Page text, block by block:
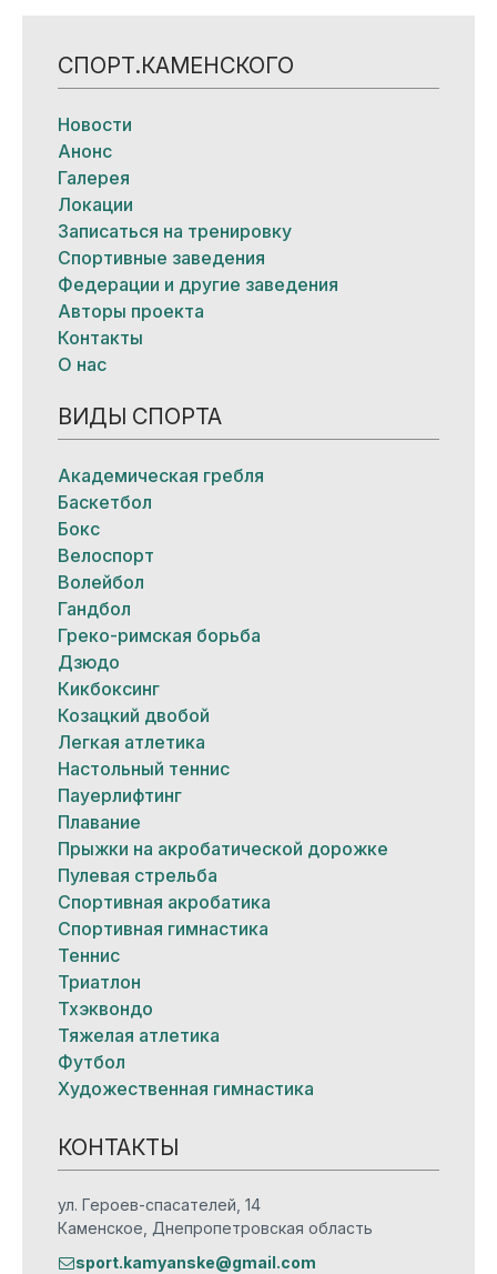
СПОРТ.КАМЕНСКОГО
Новости
Анонс
Галерея
Локации
Записаться на тренировку
Спортивные заведения
Федерации и другие заведения
Авторы проекта
Контакты
О нас
ВИДЫ СПОРТА
Академическая гребля
Баскетбол
Бокс
Велоспорт
Волейбол
Гандбол
Греко-римская борьба
Дзюдо
Кикбоксинг
Козацкий двобой
Легкая атлетика
Настольный теннис
Пауерлифтинг
Плавание
Прыжки на акробатической дорожке
Пулевая стрельба
Спортивная акробатика
Спортивная гимнастика
Теннис
Триатлон
Тхэквондо
Тяжелая атлетика
Футбол
Художественная гимнастика
КОНТАКТЫ
ул. Героев-спасателей, 14
Каменское, Днепропетровская область
sport.kamyanske@gmail.com